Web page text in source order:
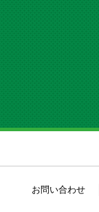
お問い合わせ